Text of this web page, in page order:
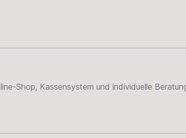
Shop, Kassensystem und individuelle